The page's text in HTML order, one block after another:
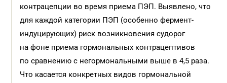
контрацепции во время приема ПЭП. Выявлено, что
для каждой категории ПЭП (особенно фермент-
индуцирующих) риск возникновения судорог
на фоне приема гормональных контрацептивов
по сравнению с негормональными выше в 4,5 раза.
Что касается конкретных видов гормональной